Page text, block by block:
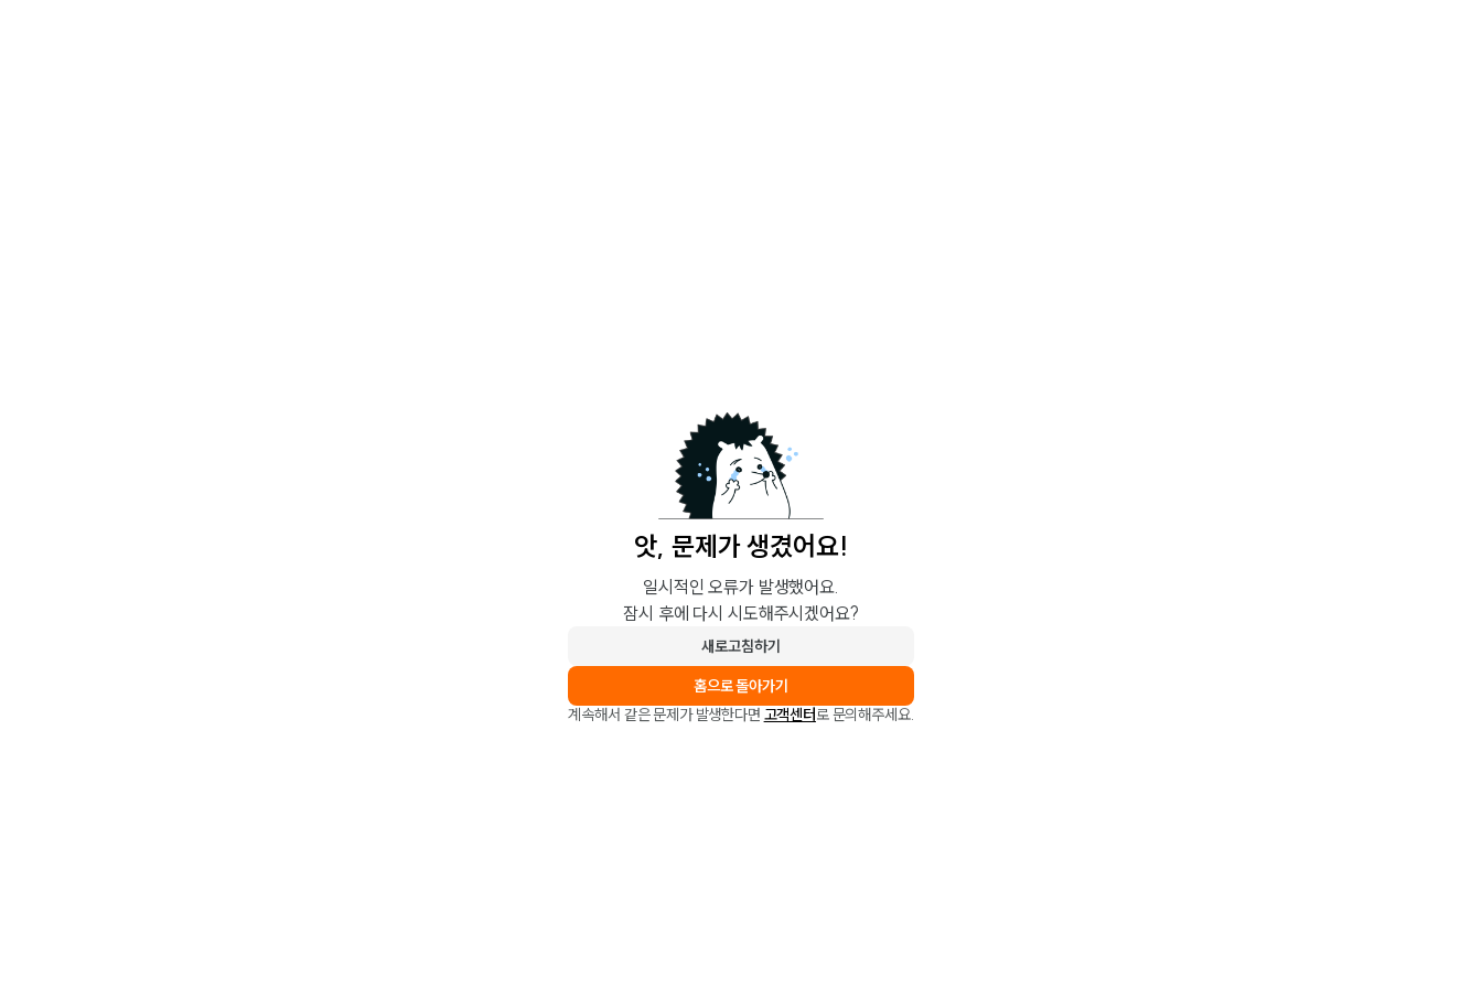
앗, 문제가 생겼어요!
일시적인 오류가 발생했어요.
잠시 후에 다시 시도해주시겠어요?
새로고침하기
홈으로 돌아가기
계속해서 같은 문제가 발생한다면 고객센터로 문의해주세요.